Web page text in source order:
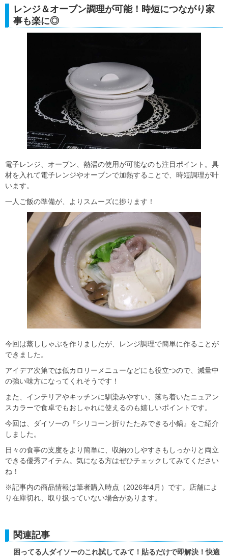
レンジ＆オーブン調理が可能！時短につながり家
事も楽に◎
電子レンジ、オーブン、熱湯の使用が可能なのも注目ポイント。具
材を入れて電子レンジやオーブンで加熱することで、時短調理が叶
います。
一人ご飯の準備が、よりスムーズに捗ります！
今回は蒸ししゃぶを作りましたが、レンジ調理で簡単に作ることが
できました。
アイデア次第では低カロリーメニューなどにも役立つので、減量中
の強い味方になってくれそうです！
また、インテリアやキッチンに馴染みやすい、落ち着いたニュアン
スカラーで食卓でもおしゃれに使えるのも嬉しいポイントです。
今回は、ダイソーの『シリコーン折りたたみできる小鍋』をご紹介
しました。
日々の食事の支度をより簡単に、収納のしやすさもしっかりと両立
できる優秀アイテム。気になる方はぜひチェックしてみてください
ね！
※記事内の商品情報は筆者購入時点（2026年4月）です。店舗によ
り在庫切れ、取り扱っていない場合があります。
関連記事
困ってる人ダイソーのこれ試してみて！貼るだけで即解決！快適